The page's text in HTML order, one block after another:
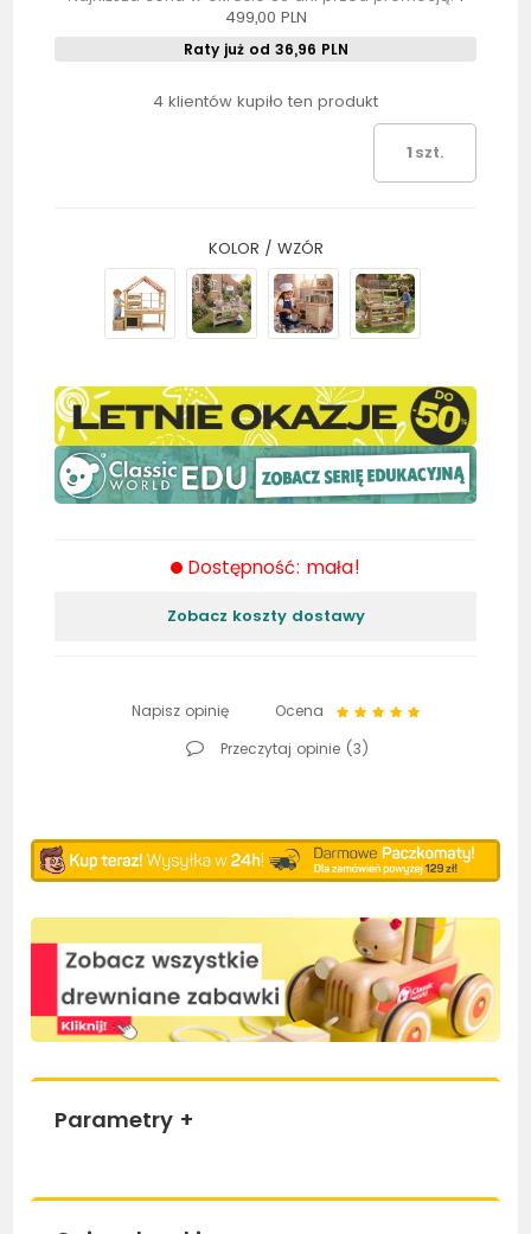
499,00 PLN
Raty już od 36,96 PLN
4 klientów kupiło ten produkt
szt.
KOLOR / WZÓR
Dostępność: mała!
Zobacz koszty dostawy
Napisz opinię
Ocena
Przeczytaj opinie (3)
Parametry +